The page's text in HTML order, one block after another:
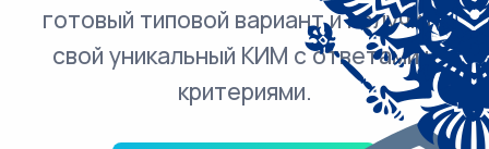
готовый типовой вариант и получить
свой уникальный КИМ с ответами и
критериями.